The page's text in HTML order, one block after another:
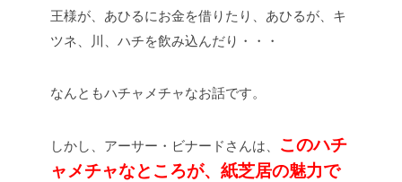
王様が、あひるにお金を借りたり、あひるが、キ
ツネ、川、ハチを飲み込んだり・・・
なんともハチャメチャなお話です。
しかし、アーサー・ビナードさんは、
このハチ
ャメチャなところが、紙芝居の魅力で